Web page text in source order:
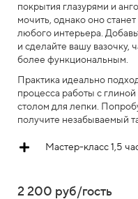
покрытия глазурями и
мочить, однако оно
любого интерьера.
и сделайте вашу вазочку,
более функциональным.
Практика идеально
процесса работы с глиной
столом для лепки.
получите незабываемый
Мастер-класс 1,5
2 200 руб/гость